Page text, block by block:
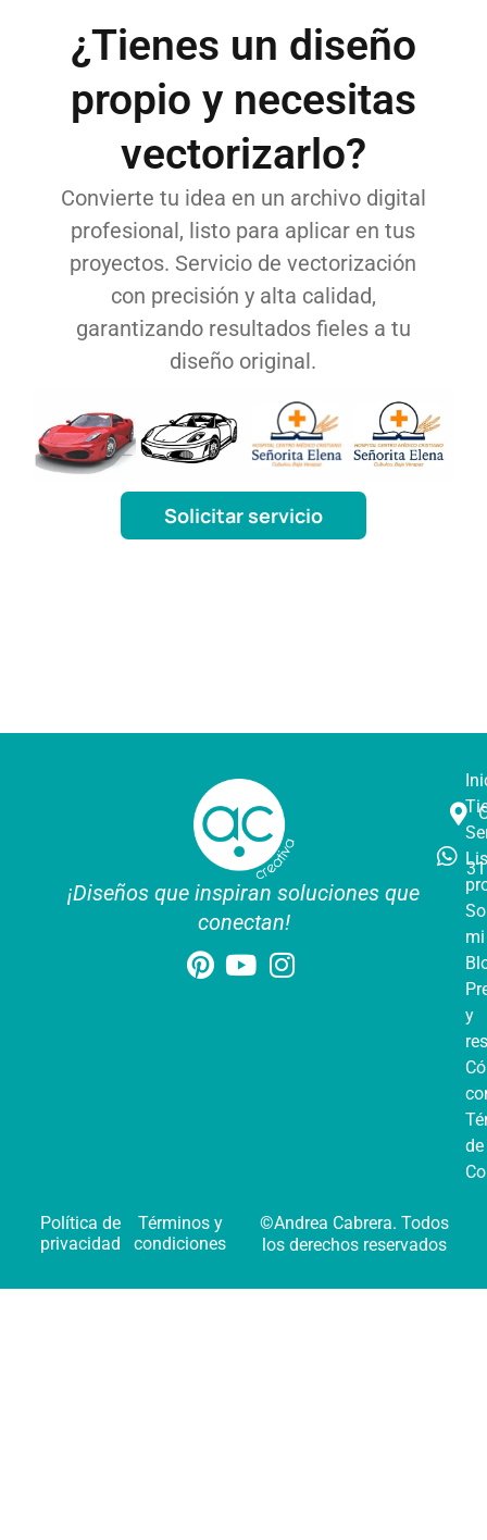
¿Tienes un diseño
propio y necesitas
vectorizarlo?
Convierte tu idea en un archivo digital
profesional, listo para aplicar en tus
proyectos. Servicio de vectorización
con precisión y alta calidad,
garantizando resultados fieles a tu
diseño original.
Solicitar servicio
¡Diseños que inspiran soluciones que
conectan!
mi
y
Política de
privacidad
Términos y
condiciones
©Andrea Cabrera. Todos
los derechos reservados